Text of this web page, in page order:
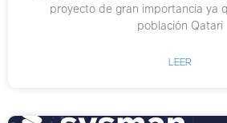
proyecto de gran importancia ya
población Qatari
LEER